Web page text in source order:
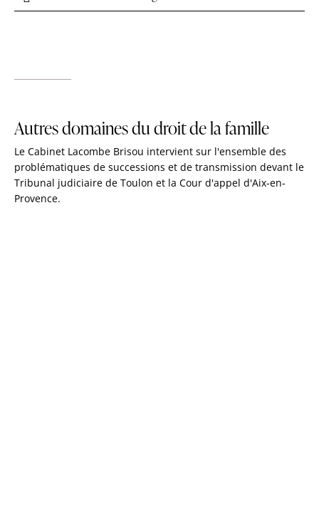
Autres domaines du droit de la famille
Le Cabinet Lacombe Brisou intervient sur l'ensemble des
problématiques de successions et de transmission devant le
Tribunal judiciaire de Toulon et la Cour d'appel d'Aix-en-
Provence.